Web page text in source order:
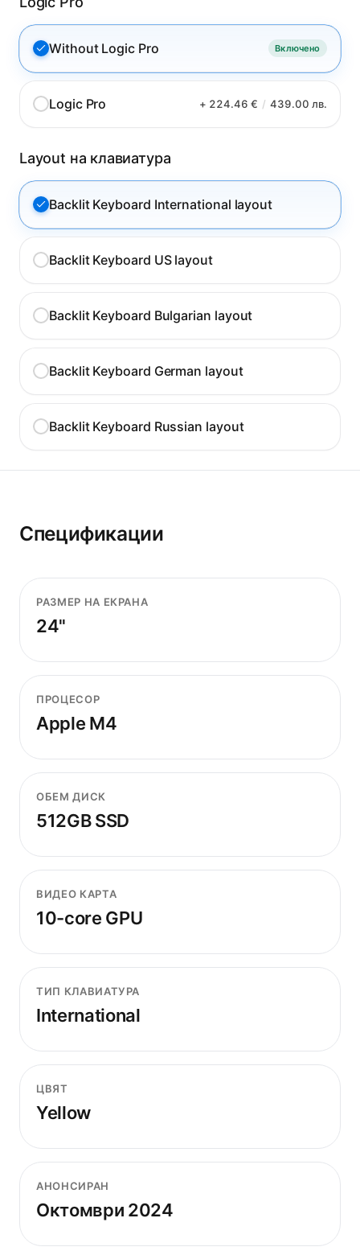
Without Logic Pro Включено
Logic Pro + 224.46 € / 439.00 лв.
Layout на клавиатура
Backlit Keyboard International layout
Backlit Keyboard US layout
Backlit Keyboard Bulgarian layout
Backlit Keyboard German layout
Backlit Keyboard Russian layout
Спецификации
РАЗМЕР НА ЕКРАНА
24"
ПРОЦЕСОР
Apple M4
ОБЕМ ДИСК
512GB SSD
ВИДЕО КАРТА
10-core GPU
ТИП КЛАВИАТУРА
International
ЦВЯТ
Yellow
АНОНСИРАН
Октомври 2024